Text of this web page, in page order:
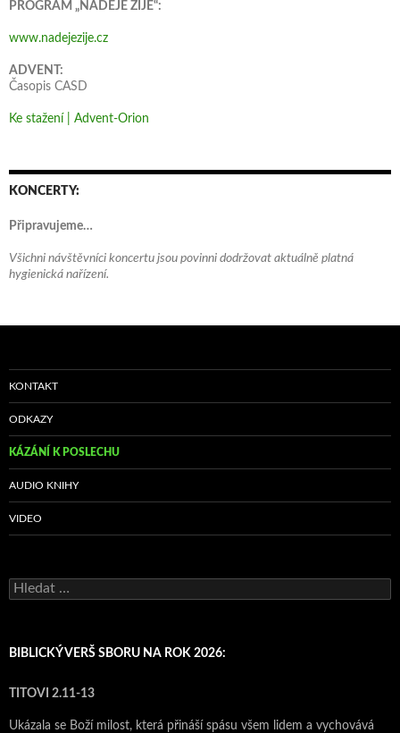
PROGRAM „NADĚJE ŽIJE“:
www.nadejezije.cz
ADVENT:
Časopis CASD
Ke stažení | Advent-Orion
KONCERTY:
Připravujeme…
Všichni návštěvníci koncertu jsou povinni dodržovat aktuálně platná
hygienická nařízení.
KONTAKT
ODKAZY
KÁZÁNÍ K POSLECHU
AUDIO KNIHY
VIDEO
Vyhledávání
BIBLICKÝ VERŠ SBORU NA ROK 2026:
TITOVI 2.11-13
Ukázala se Boží milost, která přináší spásu všem lidem a vychovává